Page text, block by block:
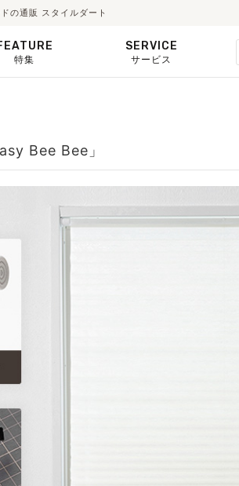
の通販 スタイルダート
特集
SERVICE
サービス
Bee Bee」